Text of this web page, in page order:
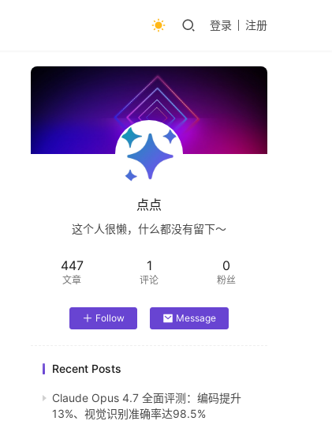
登录 注册
点点
这个人很懒，什么都没有留下～
447
文章
1
评论
0
粉丝
Follow Message
Recent Posts
Claude Opus 4.7 全面评测：编码提升
13%、视觉识别准确率达98.5%